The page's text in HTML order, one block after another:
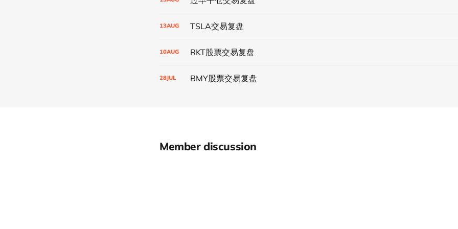
13AUG TSLA交易复盘
10AUG RKT股票交易复盘
28JUL BMY股票交易复盘
Member discussion